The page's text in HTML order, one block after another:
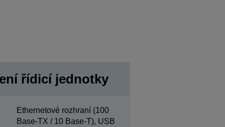
řídicí jednotky
Ethernetové rozhraní (100
Base-TX / 10 Base-T), USB